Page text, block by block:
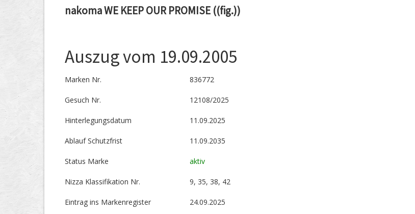
nakoma WE KEEP OUR PROMISE ((fig.))
Auszug vom 19.09.2005
Marken Nr. 836772
Gesuch Nr. 12108/2025
Hinterlegungs­datum 11.09.2025
Ablauf Schutzfrist 11.09.2035
Status Marke aktiv
Nizza Klassifikation Nr. 9, 35, 38, 42
Eintrag ins Markenregister 24.09.2025